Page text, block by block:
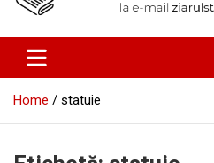
Home statuie